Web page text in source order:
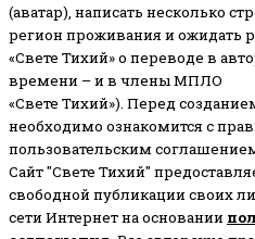
(аватар), написать несколько
регион проживания и ожидать
«Свете Тихий» о переводе в
времени – и в члены МПЛО
«Свете Тихий»). Перед
необходимо ознакомится с
пользовательским
Сайт "Свете Тихий"
свободной публикации своих
сети Интернет на основании